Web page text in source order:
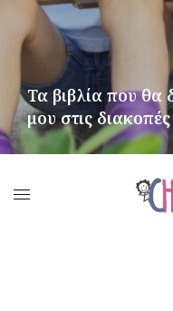
Τα βιβλία που θα
μου στις